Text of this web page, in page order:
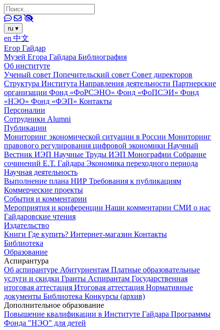
ru ▾
en 中文
Егор Гайдар
Музей Егора Гайдара Библиография
Об институте
Ученый совет Попечительский совет Совет директоров
Структура Института Направления деятельности Партнерские
организации Фонд «ФоРСЭНО» Фонд «ФоПСЭИ» Фонд
«НЭО» Фонд «ФЭП» Контакты
Персоналии
Сотрудники Alumni
Публикации
Мониторинг экономической ситуации в России Мониторинг
правового регулирования цифровой экономики Научный
Вестник ИЭП Научные Труды ИЭП Монографии Собрание
сочинений Е.Т. Гайдара Экономика переходного периода
Научная деятельность
Выполнение плана НИР Требования к публикациям
Коммерческие проекты
События и комментарии
Мероприятия и конференции Наши комментарии СМИ о нас
Гайдаровские чтения
Издательство
Книги Где купить? Интернет-магазин Контакты
Библиотека
Образование
Аспирантура
Об аспирантуре Абитуриентам Платные образовательные
услуги и скидки Гранты Аспирантам Государственная
итоговая аттестация Итоговая аттестация Нормативные
документы Библиотека Конкурсы (архив)
Дополнительное образование
Повышение квалификации в Институте Гайдара Программы
Фонда "НЭО" для детей